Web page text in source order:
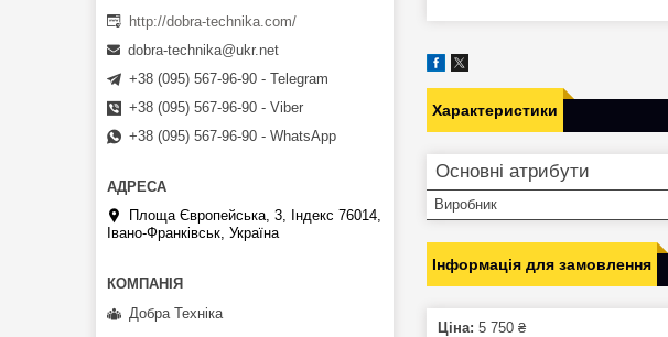
Характеристики
Основні атрибути
Виробник
Інформація для замовлення
Ціна: 5 750 ₴
http://dobra-technika.com/
dobra-technika@ukr.net
+38 (095) 567-96-90 - Telegram
+38 (095) 567-96-90 - Viber
+38 (095) 567-96-90 - WhatsApp
Площа Європейська, 3, Індекс 76014,
Івано-Франківськ, Україна
Добра Техніка